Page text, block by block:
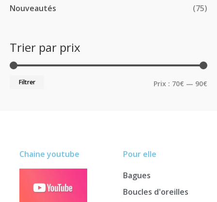
Nouveautés
(75)
Trier par prix
Filtrer Prix : 70€ — 90€
Pour elle
Bagues
Boucles d'oreilles
Chaine youtube